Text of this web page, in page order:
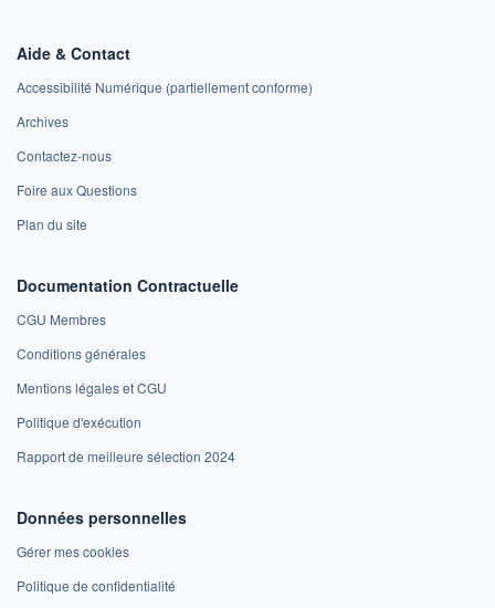
Aide & Contact
Accessibilité Numérique (partiellement conforme)
Archives
Contactez-nous
Foire aux Questions
Plan du site
Documentation Contractuelle
CGU Membres
Conditions générales
Mentions légales et CGU
Politique d'exécution
Rapport de meilleure sélection 2024
Données personnelles
Gérer mes cookies
Politique de confidentialité